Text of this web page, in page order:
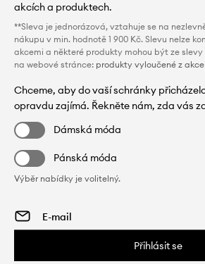
akcích a produktech.
**Sleva je jednorázová, vztahuje se na
nákupu v min. hodnotě 1 900 Kč. Slevu nelze
akcemi a některé produkty mohou být ze
na webové stránce: produkty vyloučené z akce
Chceme, aby do vaší schránky
opravdu zajímá. Řekněte nám, zda vás
Dámská móda
Pánská móda
Výběr nabídky je volitelný.
Přihlásit se